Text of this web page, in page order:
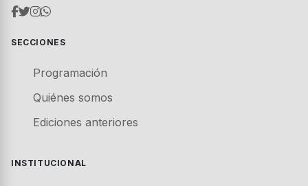
SECCIONES
Programación
Quiénes somos
Ediciones anteriores
INSTITUCIONAL